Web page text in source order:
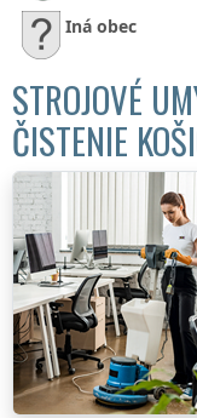
Iná obec
STROJOVÉ
ČISTENIE